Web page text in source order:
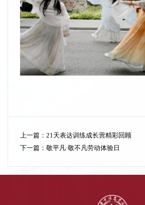
上一篇： 21天表达训练成长营精彩回顾
下一篇： 敬平凡·敬不凡劳动体验日